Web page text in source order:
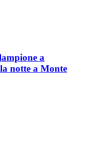
a
notte a Monte